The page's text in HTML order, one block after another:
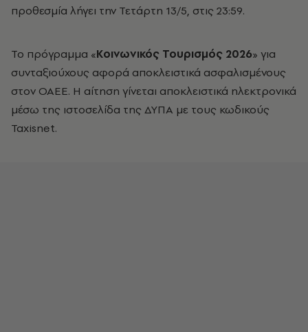
προθεσμία λήγει την Τετάρτη 13/5, στις 23:59.
Το πρόγραμμα «Κοινωνικός Τουρισμός 2026» για
συνταξιούχους αφορά αποκλειστικά ασφαλισμένους
στον ΟΑΕΕ. Η αίτηση γίνεται αποκλειστικά ηλεκτρονικά
μέσω της ιστοσελίδα της ΔΥΠΑ με τους κωδικούς
Taxisnet.